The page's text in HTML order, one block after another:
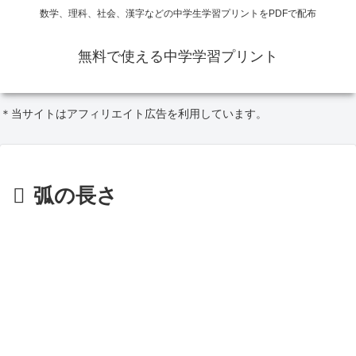
数学、理科、社会、漢字などの中学生学習プリントをPDFで配布
無料で使える中学学習プリント
＊当サイトはアフィリエイト広告を利用しています。
弧の長さ